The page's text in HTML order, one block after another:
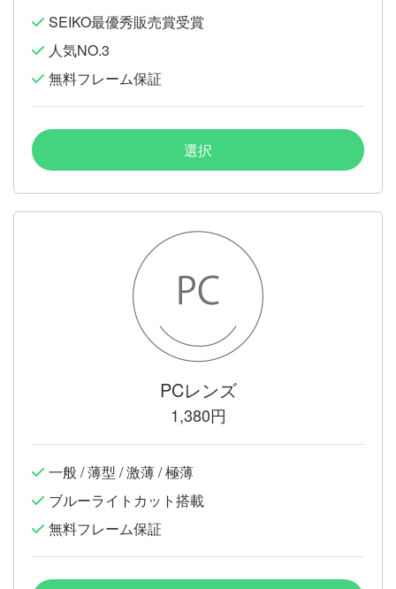
SEIKO最優秀販売賞受賞
人気NO.3
無料フレーム保証
選択
PCレンズ
1,380円
一般 / 薄型 / 激薄 / 極薄
ブルーライトカット搭載
無料フレーム保証